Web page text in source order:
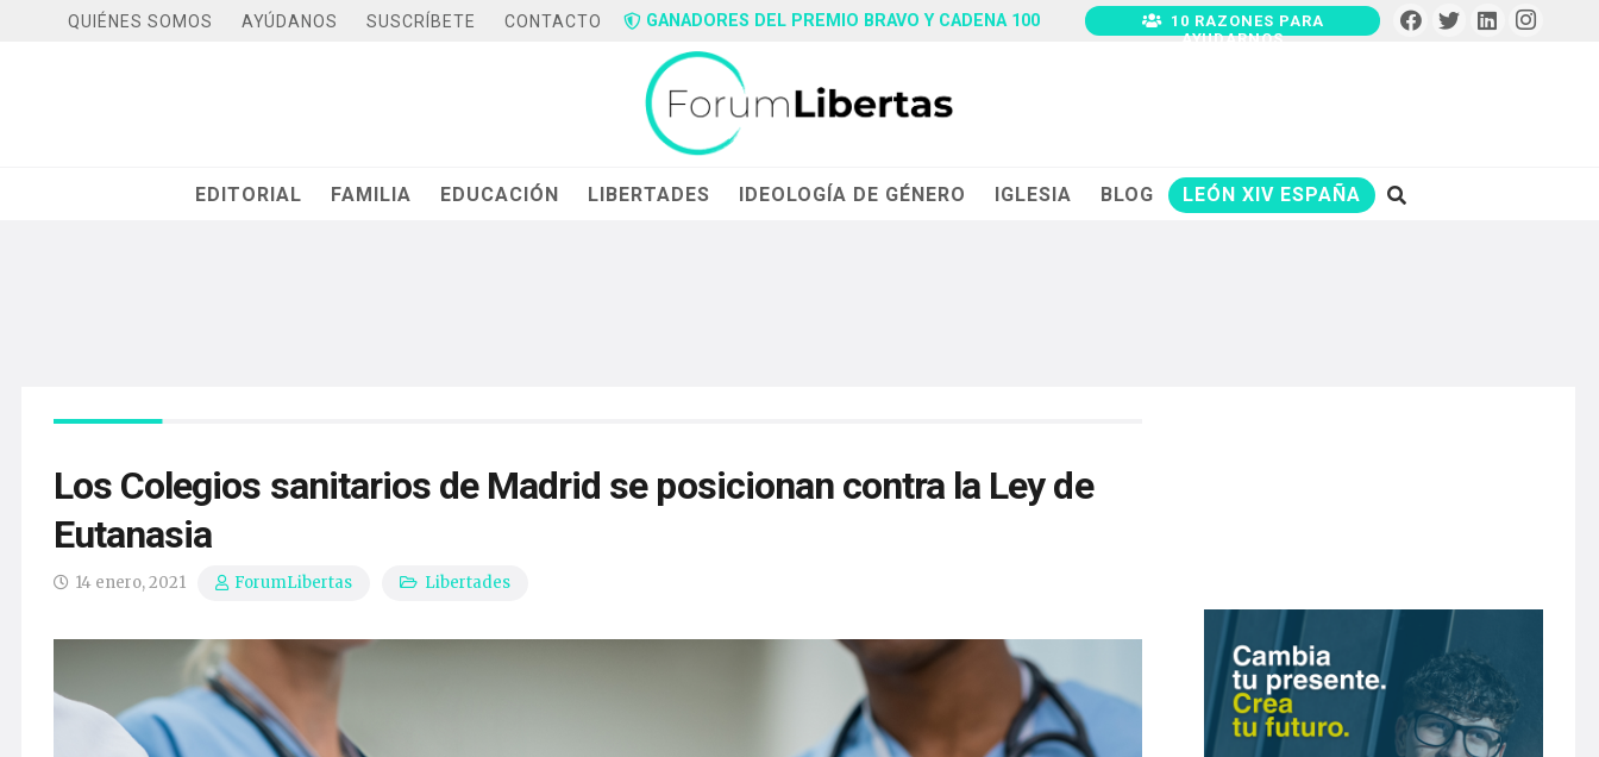
QUIÉNES SOMOS AYÚDANOS SUSCRÍBETE CONTACTO GANADORES DEL PREMIO BRAVO Y CADENA 100
10 RAZONES PARA
AYUDARNOS
EDITORIAL FAMILIA EDUCACIÓN LIBERTADES IDEOLOGÍA DE GÉNERO IGLESIA BLOG LEÓN XIV ESPAÑA
Los Colegios sanitarios de Madrid se posicionan contra la Ley de
Eutanasia
14 enero, 2021 ForumLibertas Libertades